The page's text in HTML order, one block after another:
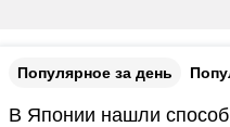
Популярное за день
В Японии нашли